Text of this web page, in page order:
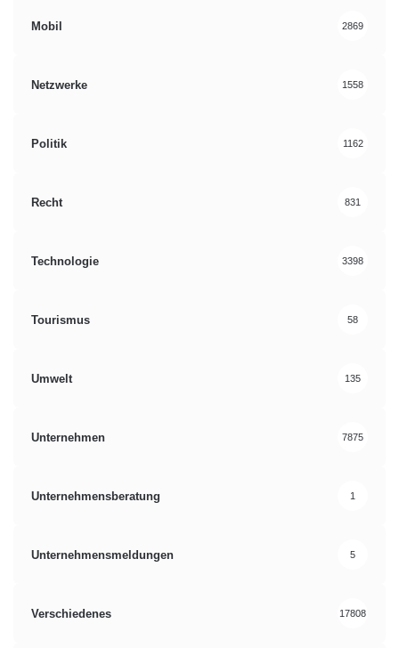
Mobil 2869
Netzwerke 1558
Politik 1162
Recht 831
Technologie 3398
Tourismus 58
Umwelt 135
Unternehmen 7875
Unternehmensberatung 1
Unternehmensmeldungen 5
Verschiedenes 17808